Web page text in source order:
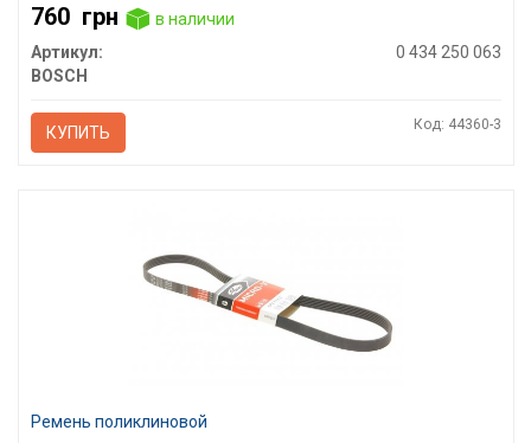
760 грн
в наличии
Артикул:
0 434 250 063
BOSCH
КУПИТЬ Код: 44360-3
Ремень поликлиновой